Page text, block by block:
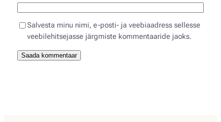
Salvesta minu nimi, e-posti- ja veebiaadress sellesse
veebilehitsejasse järgmiste kommentaaride jaoks.